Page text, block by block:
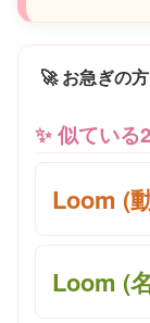
🚀 お急ぎの
✨ 似ている
Loom (
Loom (